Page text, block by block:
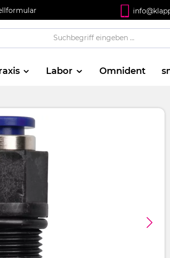
Labor Omnident